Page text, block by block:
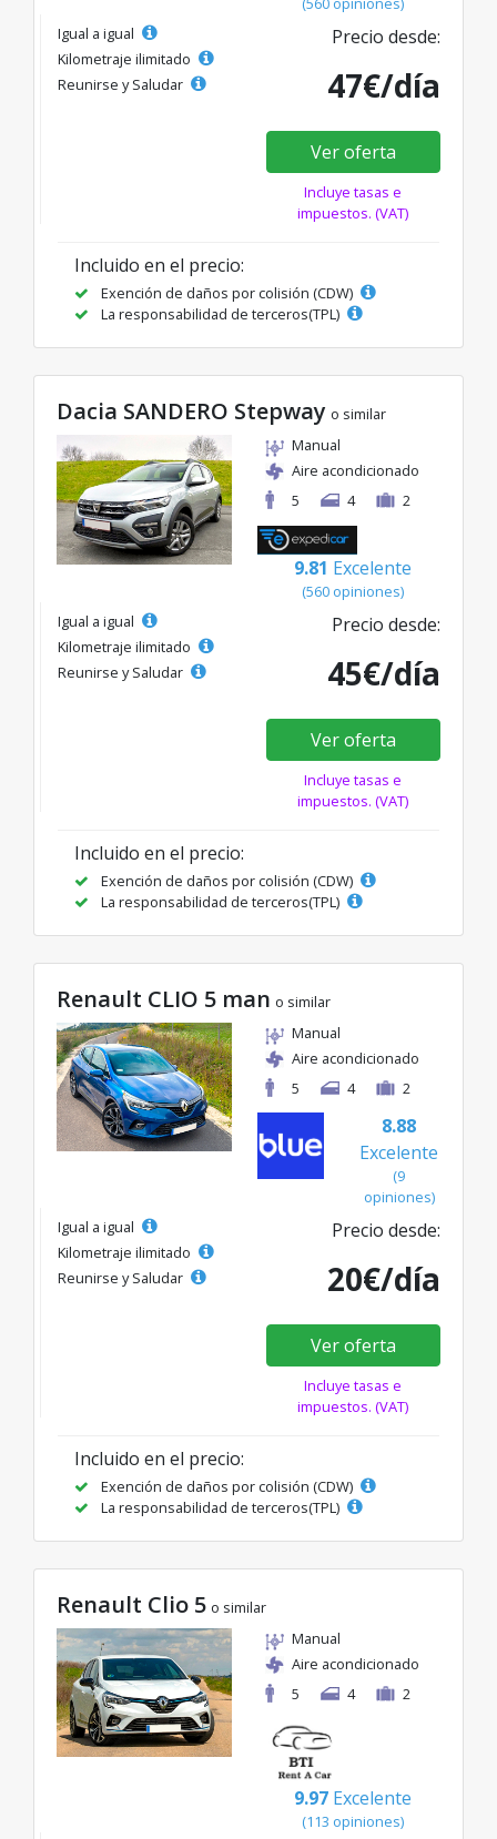
Igual a igual
Kilometraje ilimitado
Reunirse y Saludar
Precio desde:
47€/día
Ver oferta
Incluye tasas e
impuestos. (VAT)
Incluido en el precio:
Exención de daños por colisión (CDW)
La responsabilidad de terceros(TPL)
Dacia SANDERO Stepway o similar
Manual
Aire acondicionado
5
4 2
9.81 Excelente
(560 opiniones)
Igual a igual
Kilometraje ilimitado
Reunirse y Saludar
Precio desde:
45€/día
Ver oferta
Incluye tasas e
impuestos. (VAT)
Incluido en el precio:
Exención de daños por colisión (CDW)
La responsabilidad de terceros(TPL)
Renault CLIO 5 man o similar
Manual
Aire acondicionado
5
4 2
8.88
Excelente
(9
opiniones)
Igual a igual
Kilometraje ilimitado
Reunirse y Saludar
Precio desde:
20€/día
Ver oferta
Incluye tasas e
impuestos. (VAT)
Incluido en el precio:
Exención de daños por colisión (CDW)
La responsabilidad de terceros(TPL)
Renault Clio 5 o similar
Manual
Aire acondicionado
5
4 2
9.97 Excelente
(113 opiniones)